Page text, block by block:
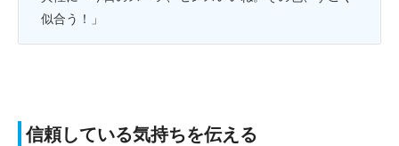
似合う！」
信頼している気持ちを伝える